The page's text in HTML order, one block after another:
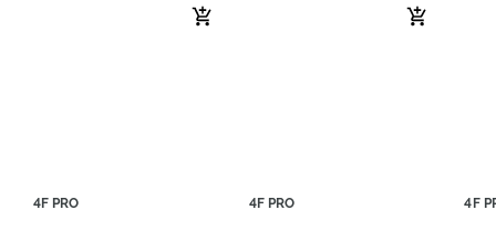
4F PRO 4F PRO 4F